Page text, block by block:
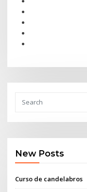
New Posts
Curso de candelabros